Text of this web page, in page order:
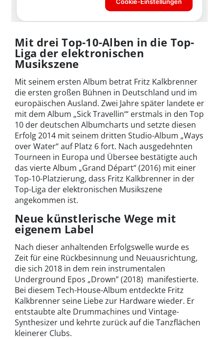
Mit drei Top-10-Alben in die Top-
Liga der elektronischen
Musikszene
Mit seinem ersten Album betrat Fritz Kalkbrenner
die ersten großen Bühnen in Deutschland und im
europäischen Ausland. Zwei Jahre später landete er
mit dem Album „Sick Travellin‘“ erstmals in den Top
10 der deutschen Albumcharts und setzte diesen
Erfolg 2014 mit seinem dritten Studio-Album „Ways
over Water“ auf Platz 6 fort. Nach ausgedehnten
Tourneen in Europa und Übersee bestätigte auch
das vierte Album „Grand Départ“ (2016) mit einer
Top-10-Platzierung, dass Fritz Kalkbrenner in der
Top-Liga der elektronischen Musikszene
angekommen ist.
Neue künstlerische Wege mit
eigenem Label
Nach dieser anhaltenden Erfolgswelle wurde es
Zeit für eine Rückbesinnung und Neuausrichtung,
die sich 2018 in dem rein instrumentalen
Underground Epos „Drown” (2018) manifestierte.
Bei diesem Tech-House-Album entdeckte Fritz
Kalkbrenner seine Liebe zur Hardware wieder. Er
entstaubte alte Drummachines und Vintage-
Synthesizer und kehrte zurück auf die Tanzflächen
kleinerer Clubs.